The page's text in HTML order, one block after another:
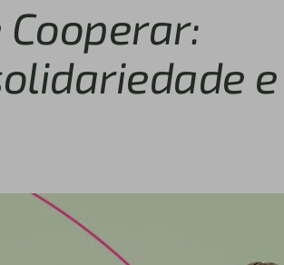
Cooperar:
e